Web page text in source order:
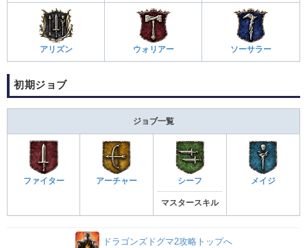
アリズン ウォリアー ソーサラー
初期ジョブ
ジョブ一覧
ファイター アーチャー シーフ
マスタースキル
メイジ
ドラゴンズドグマ2攻略トップへ